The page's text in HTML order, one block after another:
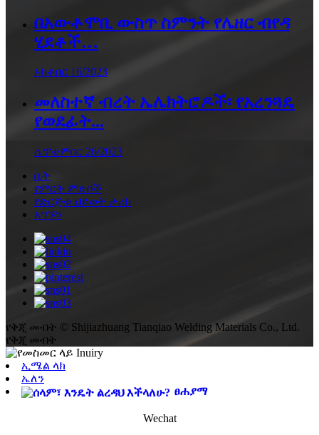
በአውቶሞቢ ውስጥ ስምንት የሌዘር ብየዳ
ሂደቶች…
ኦክቶበር 16/2023
መለስተኛ ብረት ኤሌክትሮዶች፡ የአረንጓዴ
የወደፊት...
ሴፕቴምበር 26/2023
ቤት
የምርት ምድቦች
የድርጅቱ ህይወት ታሪክ
አግኙን
የቅጂ መብት © Shijiazhuang Tianqiao Welding Materials Co., Ltd.
የቅጂ መብት
ኢሜል ላክ
ኤለን
ፀሐያማ
Wechat